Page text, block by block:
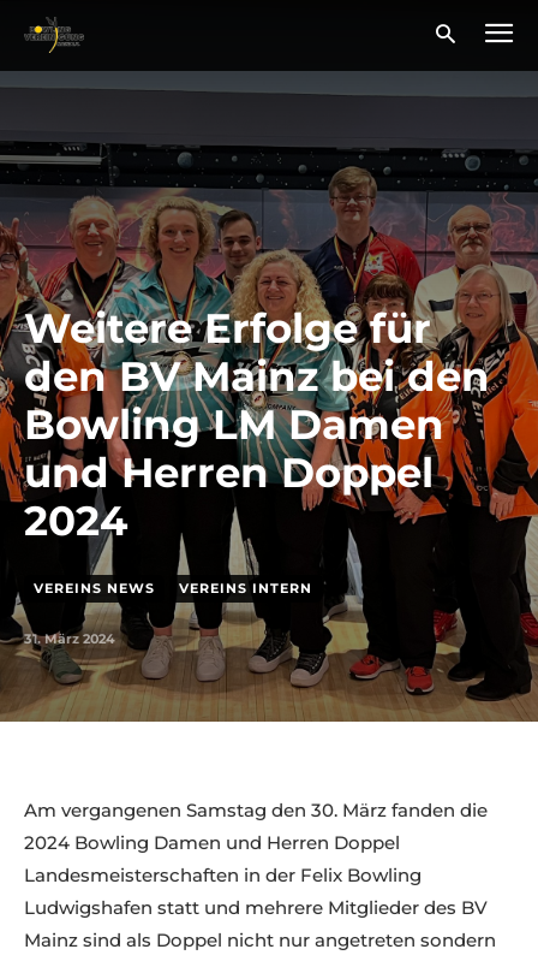
Weitere Erfolge für
den BV Mainz bei den
Bowling LM Damen
und Herren Doppel
2024
VEREINS NEWS VEREINS INTERN
31. März 2024
Am vergangenen Samstag den 30. März fanden die
2024 Bowling Damen und Herren Doppel
Landesmeisterschaften in der Felix Bowling
Ludwigshafen statt und mehrere Mitglieder des BV
Mainz sind als Doppel nicht nur angetreten sondern